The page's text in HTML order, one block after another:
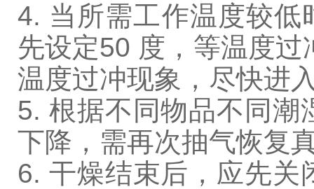
4. 当所需工作温度较
先设定50 度，等温度
温度过冲现象，尽快进
5. 根据不同物品不同潮
下降，需再次抽气恢复
6. 干燥结束后，应先关